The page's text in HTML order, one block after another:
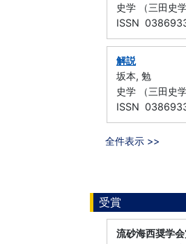
史学 （三田史
ISSN
解説
坂本, 勉
史学 （三田史
ISSN
全件表示 >>
受賞
流砂海西奨学